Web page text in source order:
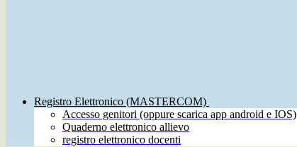
Registro Elettronico (MASTERCOM)
Accesso genitori (oppure scarica app android e IOS)
Quaderno elettronico allievo
registro elettronico docenti